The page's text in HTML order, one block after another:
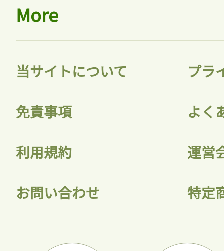
More
当サイトについて プラ
免責事項 よく
利用規約 運営
お問い合わせ 特定